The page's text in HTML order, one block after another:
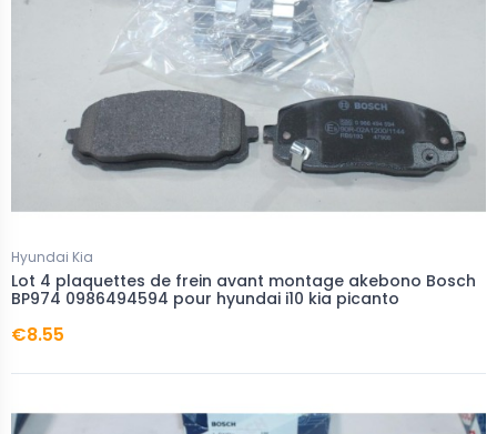
Hyundai Kia
Lot 4 plaquettes de frein avant montage akebono Bosch
BP974 0986494594 pour hyundai i10 kia picanto
€8.55